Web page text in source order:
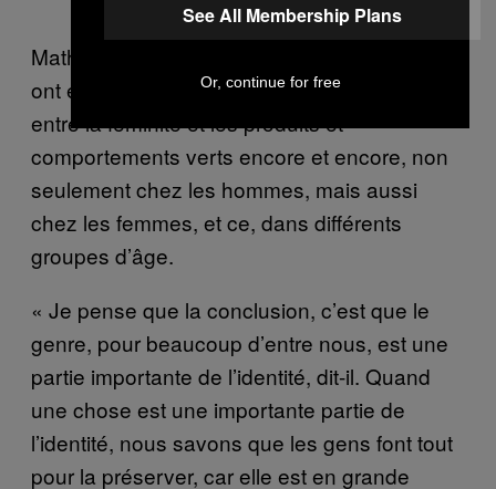
Mathew Issac admet que lui et ses collègues
ont été surpris de constater ces associations
entre la féminité et les produits et
comportements verts encore et encore, non
seulement chez les hommes, mais aussi
chez les femmes, et ce, dans différents
groupes d’âge.
« Je pense que la conclusion, c’est que le
genre, pour beaucoup d’entre nous, est une
partie importante de l’identité, dit-il. Quand
une chose est une importante partie de
l’identité, nous savons que les gens font tout
pour la préserver, car elle est en grande
See All Membership Plans
Or, continue for free